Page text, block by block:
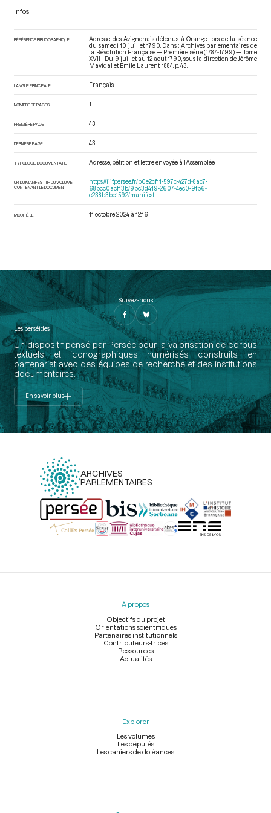
Infos
RÉFÉRENCE BIBLIOGRAPHIQUE
Adresse des Avignonais détenus à Orange, lors de la séance
du samedi 10 juillet 1790. Dans : Archives parlementaires de
la Révolution Française — Première série (1787-1799) — Tome
XVII - Du 9 juillet au 12 aout 1790 , sous la direction de Jérôme
Mavidal et Emile Laurent. 1884. p. 43.
LANGUE PRINCIPALE Français
NOMBRE DE PAGES 1
PREMIÈRE PAGE 43
DERNIÈRE PAGE 43
TYPOLOGIE DOCUMENTAIRE Adresse, pétition et lettre envoyée à l’Assemblée
URI DU MANIFEST IIIF DU VOLUME
CONTENANT LE DOCUMENT
https://iiif.persee.fr/b0e2cf11-597c-427d-8ac7-
68bcc0acf13b/9bc3d419-2607-4ec0-9fb6-
c238b3be1592/manifest
MODIFIÉ LE 11 octobre 2024 à 12:16
Suivez-nous
Les perséides
Un dispositif pensé par Persée pour la valorisation de corpus
textuels et iconographiques numérisés construits en
partenariat avec des équipes de recherche et des institutions
documentaires.
En savoir plus
ARCHIVES
PARLEMENTAIRES
Menu
À propos
Objectifs du projet
Orientations scientifiques
Partenaires institutionnels
Contributeurs-trices
Ressources
Actualités
Explorer
Les volumes
Les députés
Les cahiers de doléances